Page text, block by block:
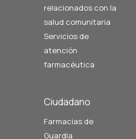
relacionados con la
salud comunitaria
Servicios de
atención
farmacéutica
Ciudadano
Farmacias de
Guardia